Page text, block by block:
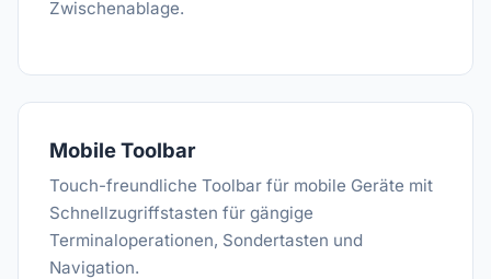
Zwischenablage.
Mobile Toolbar
Touch-freundliche Toolbar für mobile Geräte mit
Schnellzugriffstasten für gängige
Terminaloperationen, Sondertasten und
Navigation.